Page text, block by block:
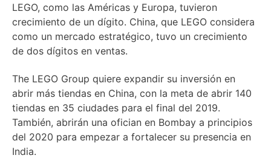
LEGO, como las Américas y Europa, tuvieron
crecimiento de un dígito. China, que LEGO considera
como un mercado estratégico, tuvo un crecimiento
de dos dígitos en ventas.
The LEGO Group quiere expandir su inversión en
abrir más tiendas en China, con la meta de abrir 140
tiendas en 35 ciudades para el final del 2019.
También, abrirán una ofician en Bombay a principios
del 2020 para empezar a fortalecer su presencia en
India.